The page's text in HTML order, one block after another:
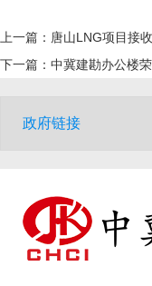
上一篇： 唐山LNG项目接
下一篇： 中冀建勘办公楼